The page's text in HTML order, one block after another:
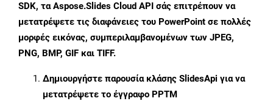
SDK, τα Aspose.Slides Cloud API σάς επιτρέπουν να
μετατρέψετε τις διαφάνειες του PowerPoint σε πολλές
μορφές εικόνας, συμπεριλαμβανομένων των JPEG,
PNG, BMP, GIF και TIFF.
Δημιουργήστε παρουσία κλάσης SlidesApi για να
μετατρέψετε το έγγραφο PPTM